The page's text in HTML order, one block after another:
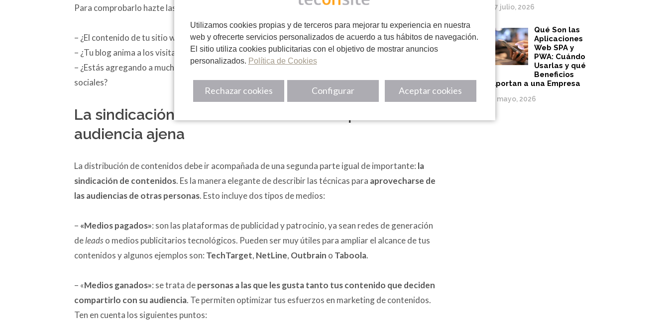
Utilizamos cookies propias y de terceros para mejorar tu experiencia en nuestra
web y ofrecerte servicios personalizados de acuerdo a tus hábitos de navegación.
El sitio utiliza cookies publicitarias con el objetivo de mostrar anuncios
personalizados. Política de Cookies
Aceptar cookies
Rechazar cookies Configurar
Para comprobarlo hazte las siguientes preguntas:
– ¿El contenido de tu sitio web se puede compartir fácilmente?
– ¿Tu blog anima a los visitantes a suscribirse por RSS?
– ¿Estás agregando a muchos clientes, clientes potenciales y líderes de opinión en tus perfiles
sociales?
La sindicación de contenidos o cómo aprovechar la
audiencia ajena
La distribución de contenidos debe ir acompañada de una segunda parte igual de importante: la
sindicación de contenidos. Es la manera elegante de describir las técnicas para aprovecharse de
las audiencias de otras personas. Esto incluye dos tipos de medios:
– «Medios pagados»: son las plataformas de publicidad y patrocinio, ya sean redes de generación
deleadso medios publicitarios tecnológicos. Pueden ser muy útiles para ampliar el alcance de tus
contenidos y algunos ejemplos son: TechTarget, NetLine, Outbrain o Taboola.
– «Medios ganados»: se trata depersonas a las que les gusta tanto tus contenido que deciden
compartirlo con su audiencia. Te permiten optimizar tus esfuerzos en marketing de contenidos.
Ten en cuenta los siguientes puntos:
17 julio, 2026
Qué Son las
Aplicaciones
Web SPA y
PWA: Cuándo
Usarlas y qué
Beneficios
Aportan a una Empresa
8 mayo, 2026